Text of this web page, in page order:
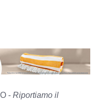
- Riportiamo il